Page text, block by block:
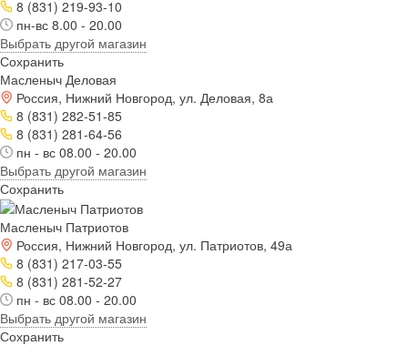
8 (831) 219-93-10
пн-вс 8.00 - 20.00
Выбрать другой магазин
Сохранить
Масленыч Деловая
Россия, Нижний Новгород, ул. Деловая, 8а
8 (831) 282-51-85
8 (831) 281-64-56
пн - вс 08.00 - 20.00
Выбрать другой магазин
Сохранить
Масленыч Патриотов
Россия, Нижний Новгород, ул. Патриотов, 49а
8 (831) 217-03-55
8 (831) 281-52-27
пн - вс 08.00 - 20.00
Выбрать другой магазин
Сохранить